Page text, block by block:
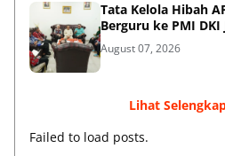
Tata Kelola Hibah
Berguru ke PMI DKI
August 07, 2026
Lihat
Failed to load posts.